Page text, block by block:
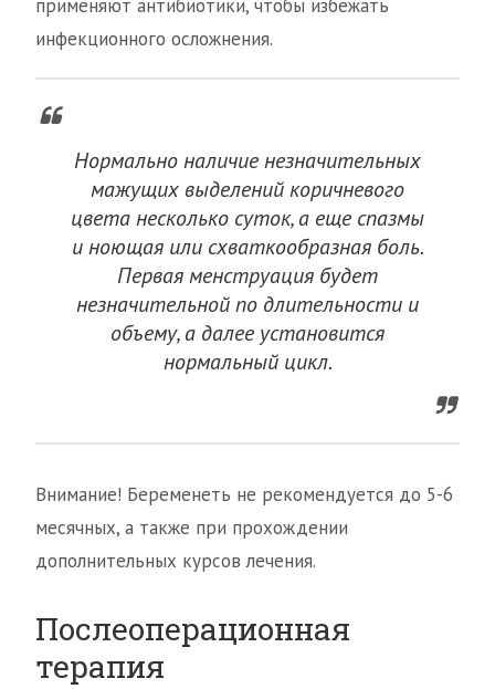
применяют антибиотики, чтобы избежать
инфекционного осложнения.
Нормально наличие незначительных
мажущих выделений коричневого
цвета несколько суток, а еще спазмы
и ноющая или схваткообразная боль.
Первая менструация будет
незначительной по длительности и
объему, а далее установится
нормальный цикл.
Внимание! Беременеть не рекомендуется до 5-6
месячных, а также при прохождении
дополнительных курсов лечения.
Послеоперационная
терапия